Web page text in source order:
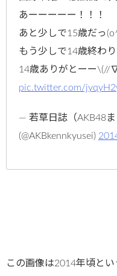
あーーーーー！！！
あと少しで15歳だっ
もう少しで14歳終わり
14歳ありがとーー
pic.twitter.com/
— 若草日誌（AKB48ま
(@AKBkennkyusei)
この画像は2014年頃と